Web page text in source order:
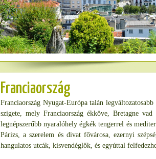
Franciaország
Franciaország Nyugat-Európa talán
szigete, mely Franciaország ékköve, Bretagne
legnépszerűbb nyaralóhely égkék tengerrel és
Párizs, a szerelem és divat fővárosa, ezernyi
hangulatos utcák, kisvendéglők, és egyúttal